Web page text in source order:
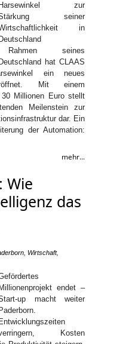
Harsewinkel zur
seiner
in
Deutschland
seines
hat CLAAS
ein neues
Mit einem
Millionen Euro stellt
Meilenstein zur
dar. Ein
der Automation:
mehr...
Wie
das
Wirtschaft,
Millionenprojekt endet –
up macht weiter
Paderborn.
Entwicklungszeiten
Kosten